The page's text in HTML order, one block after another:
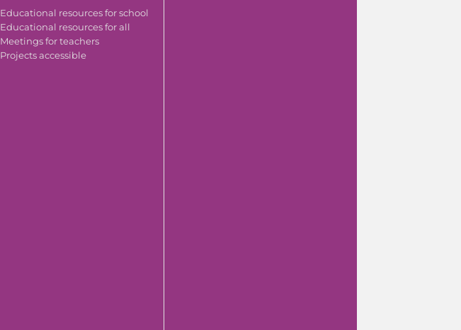
Educational resources for school
Educational resources for all
Meetings for teachers
Projects accessible